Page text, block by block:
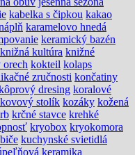
kabelka s čipkou kakao
karamelovo hnedá
keramický bazén
knižná kultúra knižné
kokteil kolaps
zručnosti končatiny
dresing koralové
kovový stolík kozáky kožená
krčné stavce krehké
kryobox kryokomora
kuchynské svietidlá
keramika